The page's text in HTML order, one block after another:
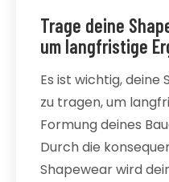
Trage deine
um langfristige
Es ist wichtig,
zu tragen, um
Formung deines
Durch die
Shapewear wird